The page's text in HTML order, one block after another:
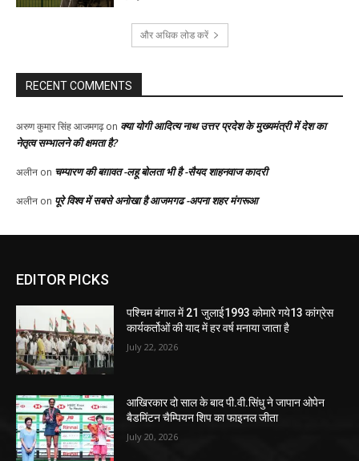
EDITOR PICKS
पश्चिम बंगाल में 21 जुलाई1993 कोमारे गये13 कांग्रेस
कार्यकर्तोओं की याद में हर वर्ष मनाया जाता है
July 22, 2026
आखिरकार दो साल के बाद पी.वी.सिंधु ने जापान ओपेन
बैडमिंटन चैम्पियन शिप का फाइनल जीता
July 20, 2026